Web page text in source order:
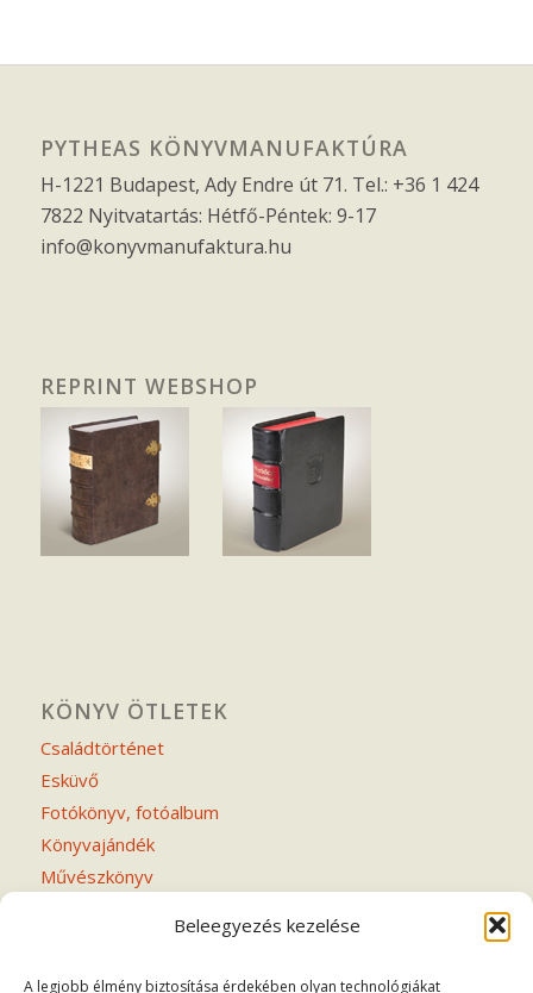
Beleegyezés kezelése
A legjobb élmény biztosítása érdekében olyan technológiákat
PYTHEAS KÖNYVMANUFAKTÚRA
H-1221 Budapest, Ady Endre út 71. Tel.: +36 1 424
7822 Nyitvatartás: Hétfő-Péntek: 9-17
info@konyvmanufaktura.hu
REPRINT WEBSHOP
KÖNYV ÖTLETEK
Családtörténet
Esküvő
Fotókönyv, fotóalbum
Könyvajándék
Művészkönyv